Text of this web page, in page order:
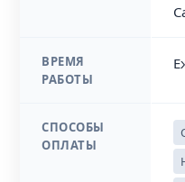
ВРЕМЯ
РАБОТЫ
СПОСОБЫ
ОПЛАТЫ